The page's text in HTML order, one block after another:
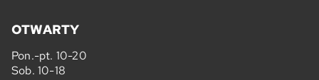
OTWARTY
Pon.-pt. 10-20
Sob. 10-18